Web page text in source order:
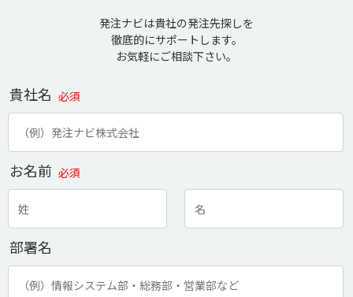
発注ナビは貴社の発注先探しを
徹底的にサポートします。
お気軽にご相談下さい。
貴社名 必須
お名前 必須
部署名